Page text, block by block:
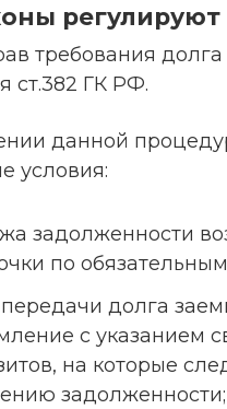
регулируют
требования
ст.382 ГК РФ.
данной
условия:
задолженности
по
долга
с указанием
на которые
задолженности;